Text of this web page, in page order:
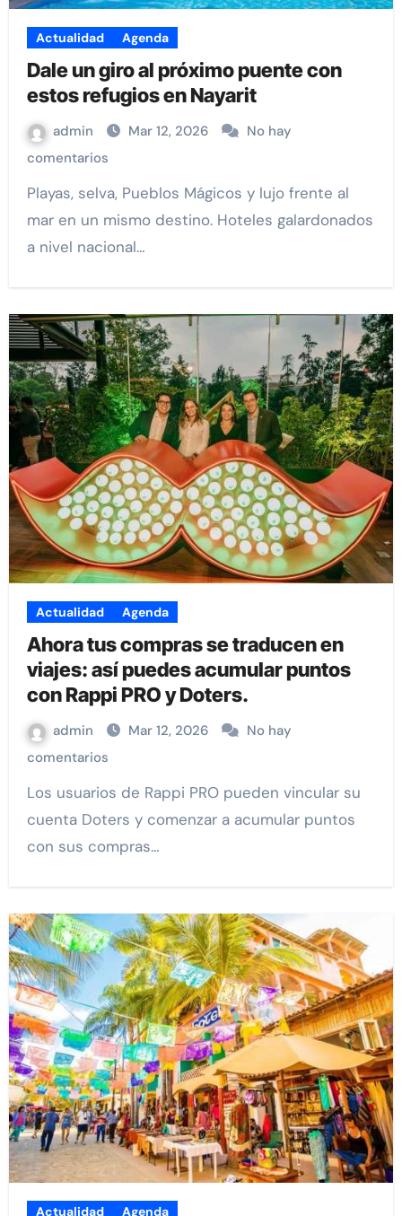
Actualidad Agenda
Dale un giro al próximo puente con
estos refugios en Nayarit
admin Mar 12, 2026
No hay
comentarios
Playas, selva, Pueblos Mágicos y lujo frente al
mar en un mismo destino. Hoteles galardonados
a nivel nacional…
Actualidad Agenda
Ahora tus compras se traducen en
viajes: así puedes acumular puntos
con Rappi PRO y Doters.
admin Mar 12, 2026
No hay
comentarios
Los usuarios de Rappi PRO pueden vincular su
cuenta Doters y comenzar a acumular puntos
con sus compras…
Actualidad Agenda